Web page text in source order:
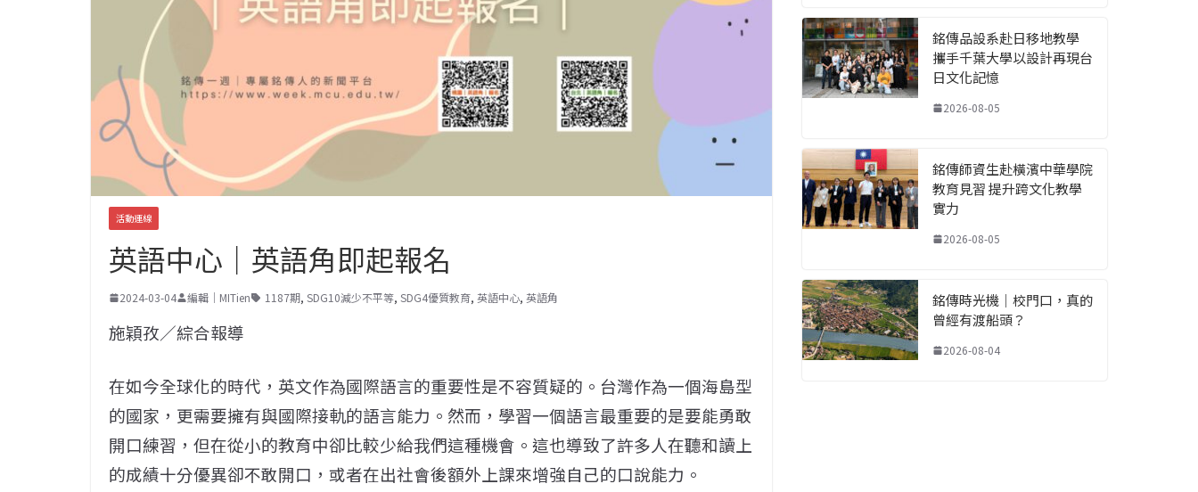
活動連線
英語中心｜英語角即起報名
2024-03-04 編輯｜MITien 1187期, SDG10減少不平等, SDG4優質教育, 英語中心, 英語角
施穎孜／綜合報導
在如今全球化的時代，英文作為國際語言的重要性是不容質疑的。台灣作為一個海島型
的國家，更需要擁有與國際接軌的語言能力。然而，學習一個語言最重要的是要能勇敢
開口練習，但在從小的教育中卻比較少給我們這種機會。這也導致了許多人在聽和讀上
的成績十分優異卻不敢開口，或者在出社會後額外上課來增強自己的口說能力。
銘傳品設系赴日移地教學
攜手千葉大學以設計再現台
日文化記憶
2026-08-05
銘傳師資生赴橫濱中華學院
教育見習 提升跨文化教學
實力
2026-08-05
銘傳時光機｜校門口，真的
曾經有渡船頭？
2026-08-04